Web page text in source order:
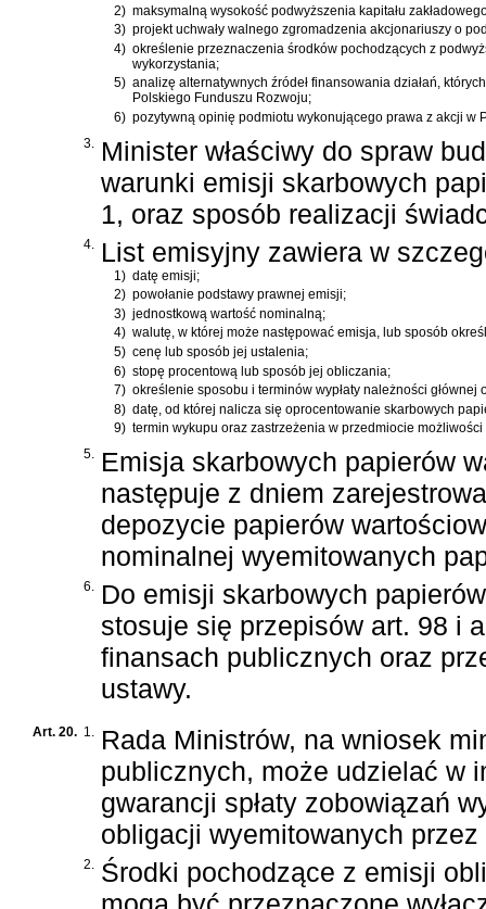
2) maksymalną wysokość podwyższenia kapitału
3) projekt uchwały walnego zgromadzenia akcjonariuszy o
4) określenie przeznaczenia środków pochodzących z
wykorzystania;
5) analizę alternatywnych źródeł finansowania działań,
Polskiego Funduszu Rozwoju;
6) pozytywną opinię podmiotu wykonującego prawa z akcji w
3.
Minister właściwy do spraw
warunki emisji skarbowych
1, oraz sposób realizacji
4. List emisyjny zawiera w
1) datę emisji;
2) powołanie podstawy prawnej emisji;
3) jednostkową wartość nominalną;
4) walutę, w której może następować emisja, lub sposób
5) cenę lub sposób jej ustalenia;
6) stopę procentową lub sposób jej obliczania;
7) określenie sposobu i terminów wypłaty należności głównej
8) datę, od której nalicza się oprocentowanie skarbowych
9) termin wykupu oraz zastrzeżenia w przedmiocie
5. Emisja skarbowych papierów
następuje z dniem
depozycie papierów
nominalnej wyemitowanych
6. Do emisji skarbowych
stosuje się przepisów art. 98 i
finansach publicznych oraz
ustawy.
Art. 20. 1. Rada Ministrów, na wniosek
publicznych, może udzielać w
gwarancji spłaty zobowiązań
obligacji wyemitowanych
2. Środki pochodzące z emisji